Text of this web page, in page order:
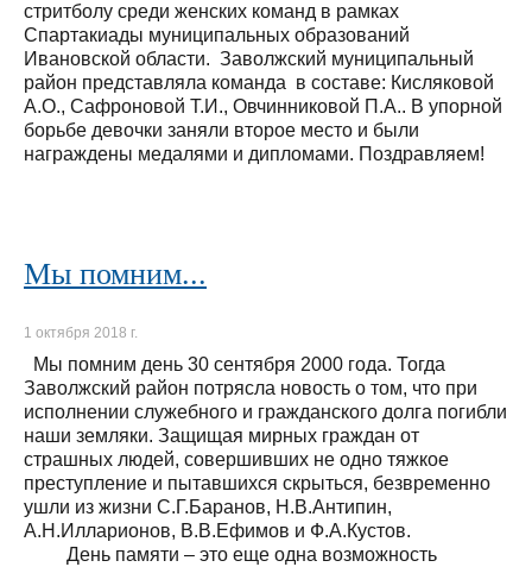
стритболу среди женских команд в рамках
Спартакиады муниципальных образований
Ивановской области. Заволжский муниципальный
район представляла команда в составе: Кисляковой
А.О., Сафроновой Т.И., Овчинниковой П.А.. В упорной
борьбе девочки заняли второе место и были
награждены медалями и дипломами. Поздравляем!
Мы помним...
1 октября 2018 г.
Мы помним день 30 сентября 2000 года. Тогда
Заволжский район потрясла новость о том, что при
исполнении служебного и гражданского долга погибли
наши земляки. Защищая мирных граждан от
страшных людей, совершивших не одно тяжкое
преступление и пытавшихся скрыться, безвременно
ушли из жизни С.Г.Баранов, Н.В.Антипин,
А.Н.Илларионов, В.В.Ефимов и Ф.А.Кустов.
День памяти – это еще одна возможность